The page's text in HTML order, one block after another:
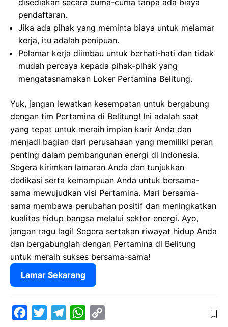
disediakan secara cuma-cuma tanpa ada biaya
pendaftaran.
Jika ada pihak yang meminta biaya untuk melamar
kerja, itu adalah penipuan.
Pelamar kerja diimbau untuk berhati-hati dan tidak
mudah percaya kepada pihak-pihak yang
mengatasnamakan Loker Pertamina Belitung.
Yuk, jangan lewatkan kesempatan untuk bergabung
dengan tim Pertamina di Belitung! Ini adalah saat
yang tepat untuk meraih impian karir Anda dan
menjadi bagian dari perusahaan yang memiliki peran
penting dalam pembangunan energi di Indonesia.
Segera kirimkan lamaran Anda dan tunjukkan
dedikasi serta kemampuan Anda untuk bersama-
sama mewujudkan visi Pertamina. Mari bersama-
sama membawa perubahan positif dan meningkatkan
kualitas hidup bangsa melalui sektor energi. Ayo,
jangan ragu lagi! Segera sertakan riwayat hidup Anda
dan bergabunglah dengan Pertamina di Belitung
untuk meraih sukses bersama-sama!
Lamar Sekarang
W